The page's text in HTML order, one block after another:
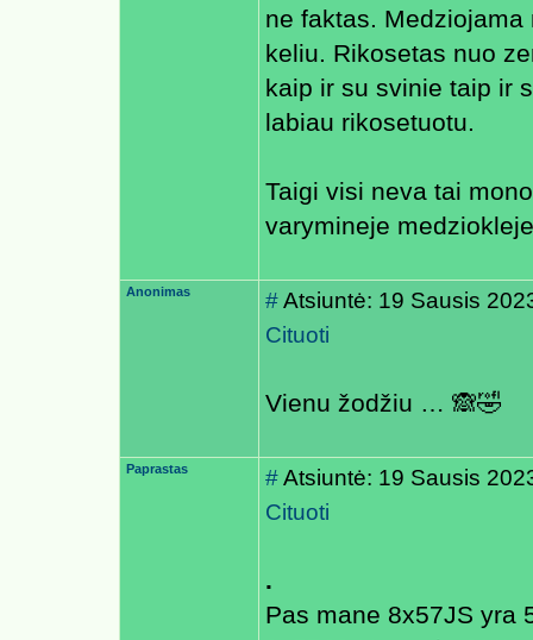
ne faktas.
keliu. Rikosetas nuo
kaip ir su svinie taip ir
labiau rikosetuotu.
Taigi visi neva tai
varymineje
Anonimas #Atsiuntė: 19 Sausis
Cituoti
Vienu žodžiu … 🙈🤣
Paprastas #Atsiuntė: 19 Sausis
Cituoti
.
Pas mane 8x57JS yra